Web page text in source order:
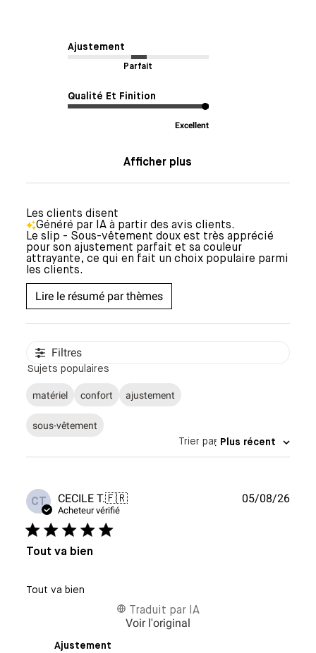
Ajustement
Parfait
Qualité Et Finition
Excellent
Afficher plus
Les clients disent
Généré par IA à partir des avis clients.
Le slip - Sous-vêtement doux est très apprécié
pour son ajustement parfait et sa couleur
attrayante, ce qui en fait un choix populaire parmi
les clients.
Lire le résumé par thèmes
Filtres
Sujets populaires
matériel confort ajustement
sous-vêtement
Trier par: Plus récent
CT CECILE T.🇫🇷
Acheteur vérifié
Tout va bien
Tout va bien
Ajustement
Traduit par IA
Voir l'original
Date
05/08/26